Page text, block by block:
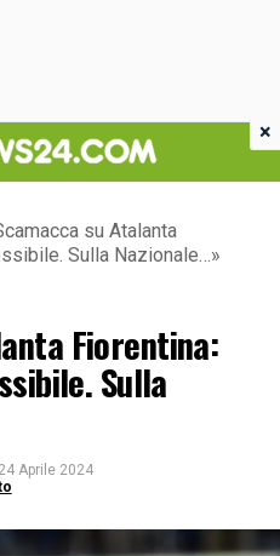
su Atalanta
Sulla Nazionale…»
Fiorentina:
Sulla
24 Aprile 2024
×